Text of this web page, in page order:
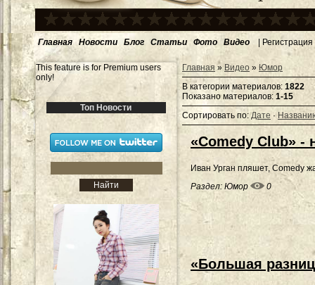
Главная Новости Блог Статьи Фото Видео | Регистрация
This feature is for Premium users
only!
Топ Новости
Главная » Видео » Юмор
В категории материалов: 1822
Показано материалов: 1-15
Сортировать по:Дате ·
«Comedy Club»
Иван Урган пляшет, Comedy
Раздел: Юмор 0
«Большая